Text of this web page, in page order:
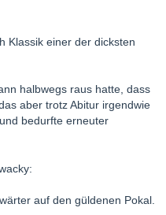
Klassik einer der dicksten
halbwegs raus hatte, dass
aber trotz Abitur irgendwie
bedurfte erneuter
auf den güldenen Pokal.